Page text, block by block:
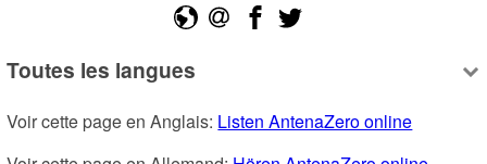
Toutes les langues
Voir cette page en Anglais: Listen AntenaZero online